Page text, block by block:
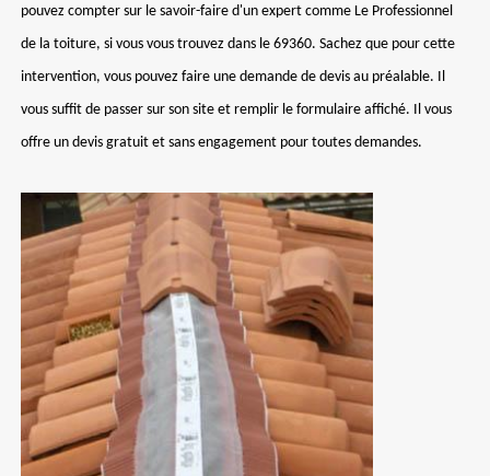
pouvez compter sur le savoir-faire d'un expert comme Le Professionnel
de la toiture, si vous vous trouvez dans le 69360. Sachez que pour cette
intervention, vous pouvez faire une demande de devis au préalable. Il
vous suffit de passer sur son site et remplir le formulaire affiché. Il vous
offre un devis gratuit et sans engagement pour toutes demandes.